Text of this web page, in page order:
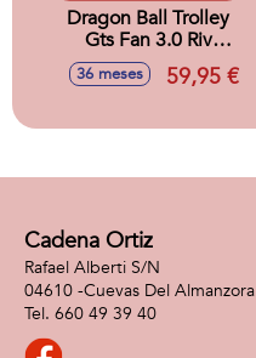
Dragon Ball Trolley
Gts Fan 3.0 Riv
1X1X1Cm
36 meses 59,95 €
Cadena Ortiz
Rafael Alberti S/N
04610 -Cuevas Del Almanzora
660 49 39 40